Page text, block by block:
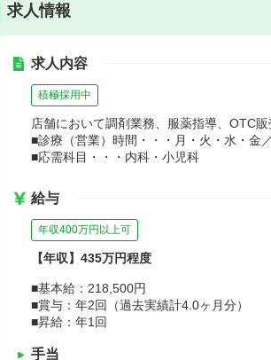
求人情報
求人内容
積極採用中
店舗において調剤業務、服薬指導、OTC販
■診療（営業）時間・・・月・火・水・
■応需科目・・・内科・小児科
給与
年収400万円以上可
【年収】435万円程度
■基本給：218,500円
■賞与：年2回（過去実績計4.0ヶ月分）
■昇給：年1回
手当